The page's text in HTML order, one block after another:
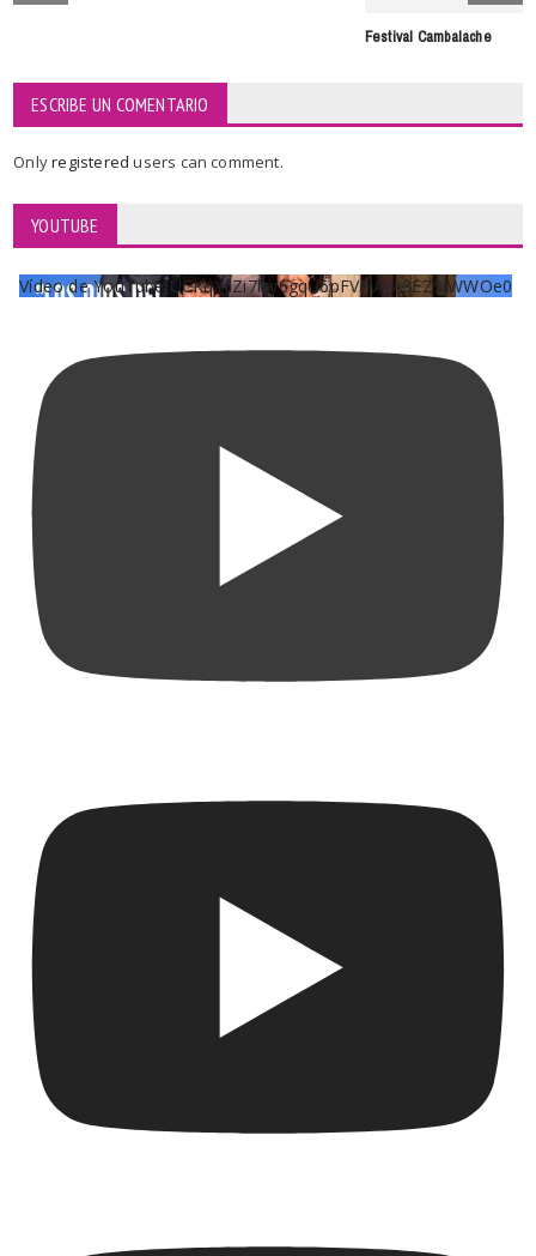
Festival Cambalache
ESCRIBE UN COMENTARIO
Onlyregisteredusers can comment.
YOUTUBE
Vídeo de YouTube UCKqYjiZi7lzy6gqU6pFVFiA_A3EZ9JWWOe0